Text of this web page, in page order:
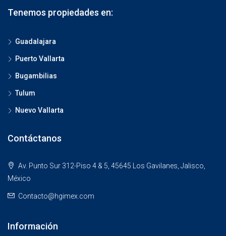
Tenemos propiedades en:
Guadalajara
Puerto Vallarta
Bugambilias
Tulum
Nuevo Vallarta
Contáctanos
Av. Punto Sur 312-Piso 4 & 5, 45645 Los Gavilanes, Jalisco,
México
Contacto@hgimex.com
Información